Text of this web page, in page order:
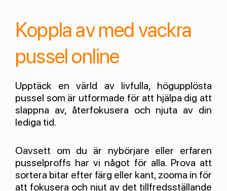
Koppla av med vackra
pussel online
Upptäck en värld av livfulla, högupplösta
pussel som är utformade för att hjälpa dig att
slappna av, återfokusera och njuta av din
lediga tid.
Oavsett om du är nybörjare eller erfaren
pusselproffs har vi något för alla. Prova att
sortera bitar efter färg eller kant, zooma in för
att fokusera och njut av det tillfredsställande